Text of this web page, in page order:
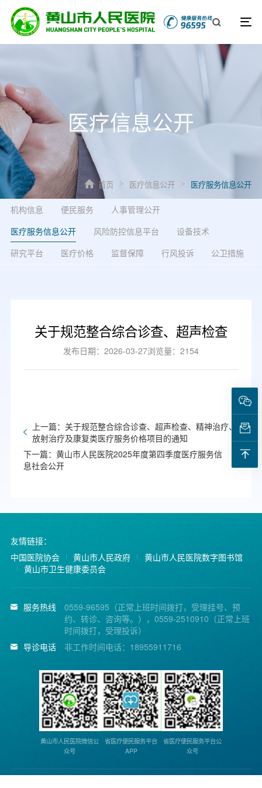
医疗信息公开
首页 > 医疗信息公开 > 医疗服务信息公开
机构信息 便民服务
人事管理公开
医疗服务信息公开
风险防控信息平台
设备技术
研究平台
医疗价格 监督保障 行风投诉 公卫措施
关于规范整合综合诊查、超声检查
发布日期：2026-03-27浏览量：2154
上一篇：关于规范整合综合诊查、超声检查、精神治疗、
放射治疗及康复类医疗服务价格项目的通知
下一篇：黄山市人民医院2025年度第四季度医疗服务信
息社会公开
友情链接：
中国医院协会
黄山市人民政府
黄山市人民医院数字图书馆
黄山市卫生健康委员会
服务热线
0559-96595（正常上班时间拨打，受理挂号、预
约、转诊、咨询等。），0559-2510910（正常上班
时间拨打，受理投诉）
导诊电话
非工作时间电话：18955911716
黄山市人民医院微信公
众号
省医疗便民服务平台
APP
省医疗便民服务平台公
众号